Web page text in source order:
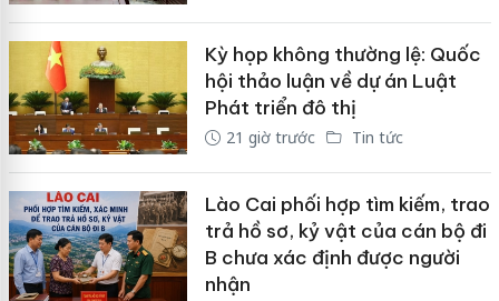
Kỳ họp không thường lệ: Quốc
hội thảo luận về dự án Luật
Phát triển đô thị
21 giờ trước Tin tức
Lào Cai phối hợp tìm kiếm, trao
trả hồ sơ, kỷ vật của cán bộ đi
B chưa xác định được người
nhận